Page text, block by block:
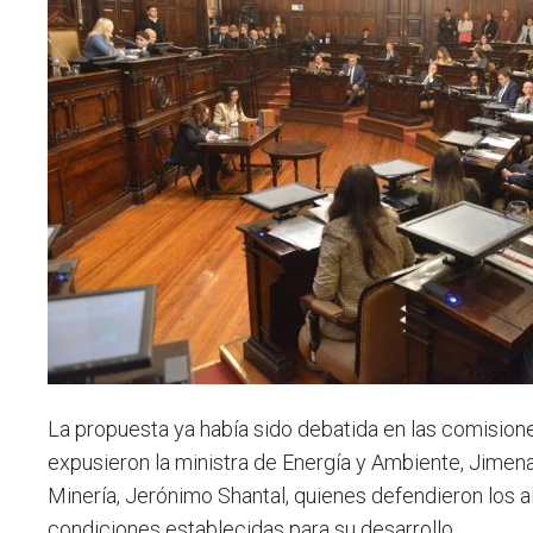
La propuesta ya había sido debatida en las
expusieron la ministra de Energía y Ambiente,
Minería, Jerónimo Shantal, quienes defendieron los